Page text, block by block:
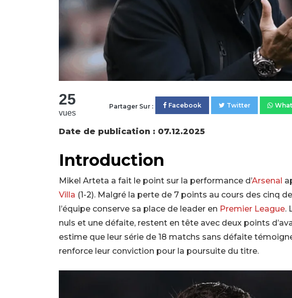
25
vues
Partager Sur : Facebook Twitter
Date de publication : 07.12.2025
Introduction
Mikel Arteta a fait le point sur la performance d’Arsenal
Villa (1-2). Malgré la perte de 7 points au cours des cinq
l’équipe conserve sa place de leader en Premier League.
nuls et une défaite, restent en tête avec deux points
estime que leur série de 18 matchs sans défaite
renforce leur conviction pour la poursuite du titre.